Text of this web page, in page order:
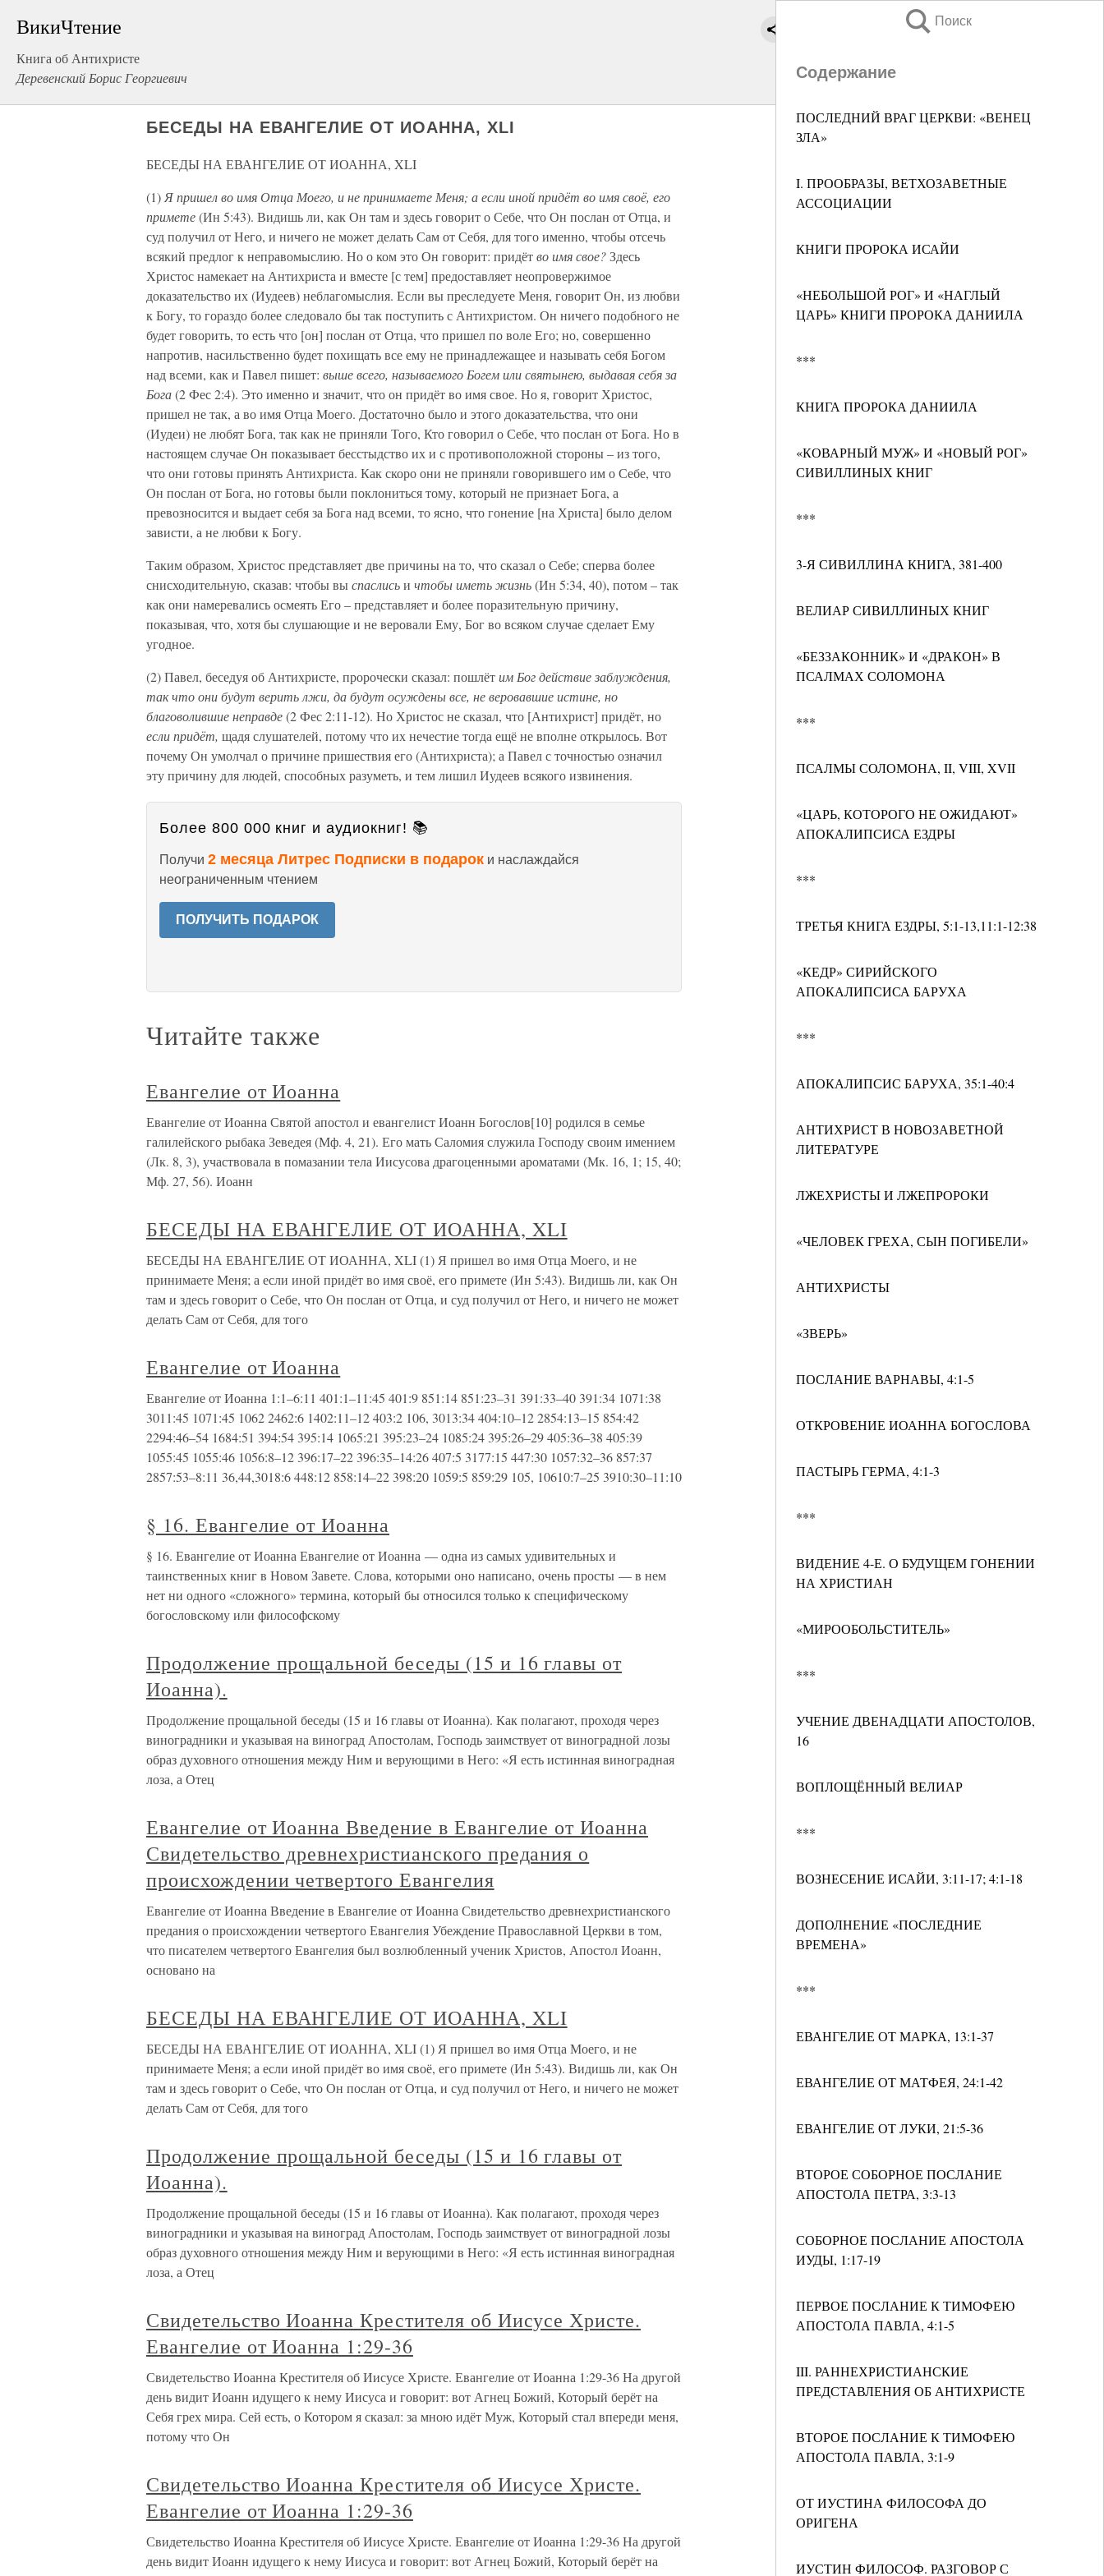
ВикиЧтение
Книга об Антихристе
Деревенский Борис Георгиевич
Поиск
Содержание
ПОСЛЕДНИЙ ВРАГ ЦЕРКВИ: «ВЕНЕЦ
ЗЛА»
I. ПРООБРАЗЫ, ВЕТХОЗАВЕТНЫЕ
АССОЦИАЦИИ
КНИГИ ПРОРОКА ИСАЙИ
«НЕБОЛЬШОЙ РОГ» И «НАГЛЫЙ
ЦАРЬ» КНИГИ ПРОРОКА ДАНИИЛА
***
КНИГА ПРОРОКА ДАНИИЛА
«КОВАРНЫЙ МУЖ» И «НОВЫЙ РОГ»
СИВИЛЛИНЫХ КНИГ
***
3-Я СИВИЛЛИНА КНИГА, 381-400
ВЕЛИАР СИВИЛЛИНЫХ КНИГ
«БЕЗЗАКОННИК» И «ДРАКОН» В
ПСАЛМАХ СОЛОМОНА
***
ПСАЛМЫ СОЛОМОНА, II, VIII, XVII
«ЦАРЬ, КОТОРОГО НЕ ОЖИДАЮТ»
АПОКАЛИПСИСА ЕЗДРЫ
***
ТРЕТЬЯ КНИГА ЕЗДРЫ, 5:1-13,11:1-12:38
«КЕДР» СИРИЙСКОГО
АПОКАЛИПСИСА БАРУХА
***
АПОКАЛИПСИС БАРУХА, 35:1-40:4
АНТИХРИСТ В НОВОЗАВЕТНОЙ
ЛИТЕРАТУРЕ
ЛЖЕХРИСТЫ И ЛЖЕПРОРОКИ
«ЧЕЛОВЕК ГРЕХА, СЫН ПОГИБЕЛИ»
АНТИХРИСТЫ
«ЗВЕРЬ»
ПОСЛАНИЕ ВАРНАВЫ, 4:1-5
ОТКРОВЕНИЕ ИОАННА БОГОСЛОВА
ПАСТЫРЬ ГЕРМА, 4:1-3
***
ВИДЕНИЕ 4-Е. О БУДУЩЕМ ГОНЕНИИ
НА ХРИСТИАН
«МИРООБОЛЬСТИТЕЛЬ»
***
УЧЕНИЕ ДВЕНАДЦАТИ АПОСТОЛОВ,
16
ВОПЛОЩЁННЫЙ ВЕЛИАР
***
ВОЗНЕСЕНИЕ ИСАЙИ, 3:11-17; 4:1-18
ДОПОЛНЕНИЕ «ПОСЛЕДНИЕ
ВРЕМЕНА»
***
ЕВАНГЕЛИЕ ОТ МАРКА, 13:1-37
ЕВАНГЕЛИЕ ОТ МАТФЕЯ, 24:1-42
ЕВАНГЕЛИЕ ОТ ЛУКИ, 21:5-36
ВТОРОЕ СОБОРНОЕ ПОСЛАНИЕ
АПОСТОЛА ПЕТРА, 3:3-13
СОБОРНОЕ ПОСЛАНИЕ АПОСТОЛА
ИУДЫ, 1:17-19
ПЕРВОЕ ПОСЛАНИЕ К ТИМОФЕЮ
АПОСТОЛА ПАВЛА, 4:1-5
III. РАННЕХРИСТИАНСКИЕ
ПРЕДСТАВЛЕНИЯ ОБ АНТИХРИСТЕ
ВТОРОЕ ПОСЛАНИЕ К ТИМОФЕЮ
АПОСТОЛА ПАВЛА, 3:1-9
ОТ ИУСТИНА ФИЛОСОФА ДО
ОРИГЕНА
ИУСТИН ФИЛОСОФ. РАЗГОВОР С
БЕСЕДЫ НА ЕВАНГЕЛИЕ ОТ ИОАННА, XLI
БЕСЕДЫ НА ЕВАНГЕЛИЕ ОТ ИОАННА, XLI
(1) Я пришел во имя Отца Моего, и не принимаете Меня; а если иной придёт во имя своё, его
примете(Ин 5:43). Видишь ли, как Он там и здесь говорит о Себе, что Он послан от Отца, и
суд получил от Него, и ничего не может делать Сам от Себя, для того именно, чтобы отсечь
всякий предлог к неправомыслию. Но о ком это Он говорит: придётво имя свое?Здесь
Христос намекает на Антихриста и вместе [с тем] предоставляет неопровержимое
доказательство их (Иудеев) неблагомыслия. Если вы преследуете Меня, говорит Он, из любви
к Богу, то гораздо более следовало бы так поступить с Антихристом. Он ничего подобного не
будет говорить, то есть что [он] послан от Отца, что пришел по воле Его; но, совершенно
напротив, насильственно будет похищать все ему не принадлежащее и называть себя Богом
над всеми, как и Павел пишет: выше всего, называемого Богем или святынею, выдавая себя за
Бога(2 Фес 2:4). Это именно и значит, что он придёт во имя свое. Но я, говорит Христос,
пришел не так, а во имя Отца Моего. Достаточно было и этого доказательства, что они
(Иудеи) не любят Бога, так как не приняли Того, Кто говорил о Себе, что послан от Бога. Но в
настоящем случае Он показывает бесстыдство их и с противоположной стороны – из того,
что они готовы принять Антихриста. Как скоро они не приняли говорившего им о Себе, что
Он послан от Бога, но готовы были поклониться тому, который не признает Бога, а
превозносится и выдает себя за Бога над всеми, то ясно, что гонение [на Христа] было делом
зависти, а не любви к Богу.
Таким образом, Христос представляет две причины на то, что сказал о Себе; сперва более
снисходительную, сказав: чтобы выспаслисьи чтобы иметь жизнь(Ин 5:34, 40), потом – так
как они намеревались осмеять Его – представляет и более поразительную причину,
показывая, что, хотя бы слушающие и не веровали Ему, Бог во всяком случае сделает Ему
угодное.
(2) Павел, беседуя об Антихристе, пророчески сказал: пошлётим Бог действие заблуждения,
так что они будут верить лжи, да будут осуждены все, не веровавшие истине, но
благоволившие неправде(2 Фес 2:11-12). Но Христос не сказал, что [Антихрист] придёт, но
если придёт, щадя слушателей, потому что их нечестие тогда ещё не вполне открылось. Вот
почему Он умолчал о причине пришествия его (Антихриста); а Павел с точностью означил
эту причину для людей, способных разуметь, и тем лишил Иудеев всякого извинения.
Более 800 000 книг и аудиокниг! 📚
Получи 2 месяца Литрес Подписки в подарок и наслаждайся
неограниченным чтением
ПОЛУЧИТЬ ПОДАРОК
Читайте также
Евангелие от Иоанна
Евангелие от Иоанна Святой апостол и евангелист Иоанн Богослов[10] родился в семье
галилейского рыбака Зеведея (Мф. 4, 21). Его мать Саломия служила Господу своим имением
(Лк. 8, 3), участвовала в помазании тела Иисусова драгоценными ароматами (Мк. 16, 1; 15, 40;
Мф. 27, 56). Иоанн
БЕСЕДЫ НА ЕВАНГЕЛИЕ ОТ ИОАННА, XLI
БЕСЕДЫ НА ЕВАНГЕЛИЕ ОТ ИОАННА, XLI (1) Я пришел во имя Отца Моего, и не
принимаете Меня; а если иной придёт во имя своё, его примете (Ин 5:43). Видишь ли, как Он
там и здесь говорит о Себе, что Он послан от Отца, и суд получил от Него, и ничего не может
делать Сам от Себя, для того
Евангелие от Иоанна
Евангелие от Иоанна 1:1–6:11 401:1–11:45 401:9 851:14 851:23–31 391:33–40 391:34 1071:38
3011:45 1071:45 1062 2462:6 1402:11–12 403:2 106, 3013:34 404:10–12 2854:13–15 854:42
2294:46–54 1684:51 394:54 395:14 1065:21 395:23–24 1085:24 395:26–29 405:36–38 405:39
1055:45 1055:46 1056:8–12 396:17–22 396:35–14:26 407:5 3177:15 447:30 1057:32–36 857:37
2857:53–8:11 36,44,3018:6 448:12 858:14–22 398:20 1059:5 859:29 105, 10610:7–25 3910:30–11:10
§ 16. Евангелие от Иоанна
§ 16. Евангелие от Иоанна Евангелие от Иоанна — одна из самых удивительных и
таинственных книг в Новом Завете. Слова, которыми оно написано, очень просты — в нем
нет ни одного «сложного» термина, который бы относился только к специфическому
богословскому или философскому
Продолжение прощальной беседы (15 и 16 главы от
Иоанна).
Продолжение прощальной беседы (15 и 16 главы от Иоанна). Как полагают, проходя через
виноградники и указывая на виноград Апостолам, Господь заимствует от виноградной лозы
образ духовного отношения между Ним и верующими в Него: «Я есть истинная виноградная
лоза, а Отец
Евангелие от Иоанна Введение в Евангелие от Иоанна
Свидетельство древнехристианского предания о
происхождении четвертого Евангелия
Евангелие от Иоанна Введение в Евангелие от Иоанна Свидетельство древнехристианского
предания о происхождении четвертого Евангелия Убеждение Православной Церкви в том,
что писателем четвертого Евангелия был возлюбленный ученик Христов, Апостол Иоанн,
основано на
БЕСЕДЫ НА ЕВАНГЕЛИЕ ОТ ИОАННА, XLI
БЕСЕДЫ НА ЕВАНГЕЛИЕ ОТ ИОАННА, XLI (1) Я пришел во имя Отца Моего, и не
принимаете Меня; а если иной придёт во имя своё, его примете (Ин 5:43). Видишь ли, как Он
там и здесь говорит о Себе, что Он послан от Отца, и суд получил от Него, и ничего не может
делать Сам от Себя, для того
Продолжение прощальной беседы (15 и 16 главы от
Иоанна).
Продолжение прощальной беседы (15 и 16 главы от Иоанна). Как полагают, проходя через
виноградники и указывая на виноград Апостолам, Господь заимствует от виноградной лозы
образ духовного отношения между Ним и верующими в Него: «Я есть истинная виноградная
лоза, а Отец
Свидетельство Иоанна Крестителя об Иисусе Христе.
Евангелие от Иоанна 1:29-36
Свидетельство Иоанна Крестителя об Иисусе Христе. Евангелие от Иоанна 1:29-36 На другой
день видит Иоанн идущего к нему Иисуса и говорит: вот Агнец Божий, Который берёт на
Себя грех мира. Сей есть, о Котором я сказал: за мною идёт Муж, Который стал впереди меня,
потому что Он
Свидетельство Иоанна Крестителя об Иисусе Христе.
Евангелие от Иоанна 1:29-36
Свидетельство Иоанна Крестителя об Иисусе Христе. Евангелие от Иоанна 1:29-36 На другой
день видит Иоанн идущего к нему Иисуса и говорит: вот Агнец Божий, Который берёт на